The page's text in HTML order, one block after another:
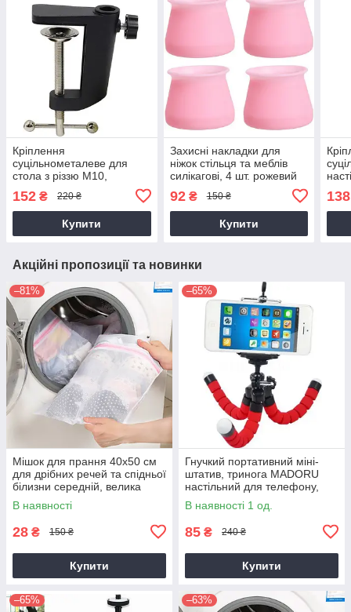
Кріплення
суцільнометалеве для
стола з різзю М10,
152 ₴ 220 ₴
Купити
Захисні накладки для
ніжок стільця та меблів
силікагові, 4 шт. рожевий
92₴ 150 ₴
Купити
біле
138
Акційні пропозиції та новинки
–81%
Мішок для прання 40х50 см
для дрібних речей та спідньої
білизни середній, велика
сітка 1 шт. AVADONA
В наявності
28 ₴ 150 ₴
Купити
–65%
Гнучкий портативний міні-
штатив, тринога MADORU
настільний для телефону,
планшета, червоний
AVADONA
В наявності 1 од.
85 ₴ 240 ₴
Купити
–65% –63%